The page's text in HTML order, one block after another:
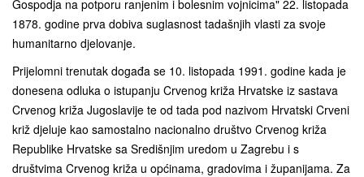
Gospodja na potporu ranjenim i bolesnim vojnicima" 22. listopada
1878. godine prva dobiva suglasnost tadašnjih vlasti za svoje
humanitarno djelovanje.
Prijelomni trenutak događa se 10. listopada 1991. godine kada je
donesena odluka o istupanju Crvenog križa Hrvatske iz sastava
Crvenog križa Jugoslavije te od tada pod nazivom Hrvatski Crveni
križ djeluje kao samostalno nacionalno društvo Crvenog križa
Republike Hrvatske sa Središnjim uredom u Zagrebu i s
društvima Crvenog križa u općinama, gradovima i županijama. Za